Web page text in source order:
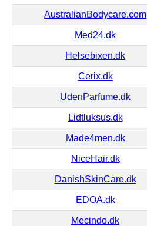
AustralianBodycare.com
Med24.dk
Helsebixen.dk
Cerix.dk
UdenParfume.dk
Lidtluksus.dk
Made4men.dk
NiceHair.dk
DanishSkinCare.dk
EDOA.dk
Mecindo.dk